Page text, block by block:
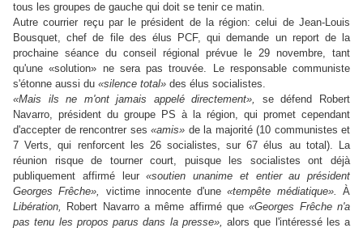
tous les groupes de gauche qui doit se tenir ce matin.
Autre courrier reçu par le président de la région: celui de Jean-Louis
Bousquet, chef de file des élus PCF, qui demande un report de la
prochaine séance du conseil régional prévue le 29 novembre, tant
qu'une «solution» ne sera pas trouvée. Le responsable communiste
s'étonne aussi du «silence total» des élus socialistes.
«Mais ils ne m'ont jamais appelé directement», se défend Robert
Navarro, président du groupe PS à la région, qui promet cependant
d'accepter de rencontrer ses «amis» de la majorité (10 communistes et
7 Verts, qui renforcent les 26 socialistes, sur 67 élus au total). La
réunion risque de tourner court, puisque les socialistes ont déjà
publiquement affirmé leur«soutien unanime et entier au président
Georges Frêche», victime innocente d'une«tempête médiatique».À
Libération,
Robert Navarro a même affirmé que«Georges Frêche n'a
pas tenu les propos parus dans la presse», alors que l'intéressé les a